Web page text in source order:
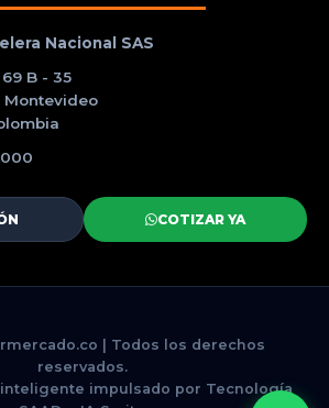
Nacional SAS
B - 35
Montevideo
COTIZAR YA
| Todos los derechos
reservados.
impulsado por Tecnología